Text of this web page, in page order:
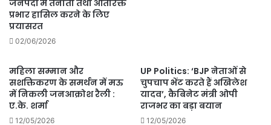
जनपदों में तैनाती तथा अतिरिक्त
प्रभार हासिल करने के लिए
प्रयासरत
02/06/2026
महिला सम्मान और
सशक्तिकरण के समर्थन में मऊ
में निकली जनआक्रोश रैली :
ए.के. शर्मा
12/05/2026
UP Politics: ‘BJP नेताओं से
चुपचाप भेंट करते हैं अखिलेश
यादव’, कैबिनेट मंत्री ओपी
राजभर का बड़ा बयान
12/05/2026